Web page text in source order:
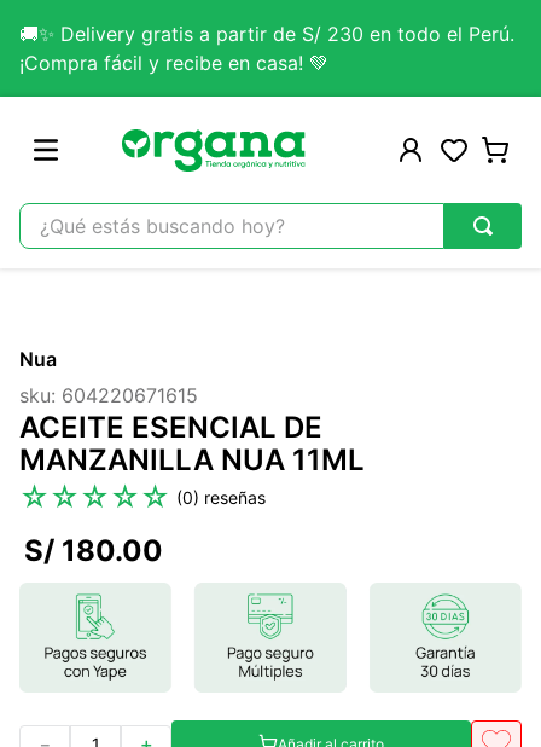
🚚✨ Delivery gratis a partir de S/ 230 en todo el Perú.
¡Compra fácil y recibe en casa! 💚
¿Qué estás buscando hoy?
2.
3.
colageno
.
kefir
5 .
lab nutrition
magnesio
9.
melena leon
Nua
sku: 604220671615
ACEITE ESENCIAL DE
MANZANILLA NUA 11ML
☆☆☆☆☆ (0)
S/ 180.00